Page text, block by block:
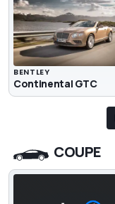
BENTLEY
Continental GTC
COUPE